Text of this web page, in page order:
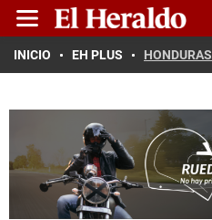
INICIO EH PLUS HONDURAS